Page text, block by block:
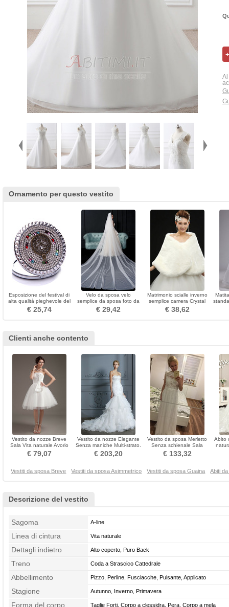
Al
Ornamento per questo vestito
Esposizione del festival di
alta qualità pieghevole del
cerchio e vendita del
pettine
€ 25,74
Velo da sposa velo
semplice da sposa foto da
sposa velo lungo accessori
da sposa
€ 29,42
Matrimonio scialle inverno
semplice camera Crystal
Floral pin
€ 38,62
Clienti anche contento
Vestito da nozze Breve
Sala Vita naturale Avorio
Bordo ondulato
€ 79,07
Vestito da nozze Elegante
Senza maniche Multi-strato.
Bassa Girovita
€ 203,20
Vestito da sposa Merletto
Senza schienale Sala
Sovrapposizione di pizzo
€ 133,32
Abito
Vestiti da sposa Breve Vestiti da sposa Asimmetrico Vestiti da sposa Guaina Abiti
Descrizione del vestito
Sagoma A-line
Linea di cintura Vita naturale
Dettagli indietro Alto coperto, Puro Back
Treno Coda a Strascico Cattedrale
Abbellimento Pizzo, Perline, Fusciacche, Pulsante, Applicato
Stagione Autunno, Inverno, Primavera
Forma del corpo Taglie Forti, Corpo a clessidra, Pera, Corpo a mela